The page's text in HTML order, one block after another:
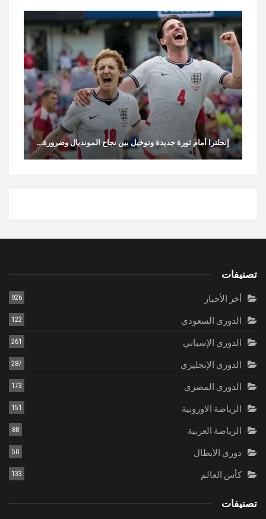
إنجلترا أمام ثورة جديدة وتوخيل بين نجاح المونديال وضرورة…
تصنيفات
أخر الأخبار 926
الدورى السعودي 122
الدوري الإسباني 261
الدوري الإنجليزي 287
الدوري المصري 173
الرياضة الاوروبية 151
الرياضة العربية 88
دوري الأبطال 50
كأس العالم 133
تصنيفات